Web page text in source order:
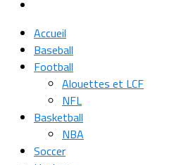
Accueil
Baseball
Football
Alouettes et LCF
NFL
Basketball
NBA
Soccer